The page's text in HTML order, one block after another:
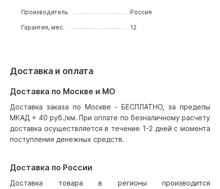
Производитель Россия
Гарантия, мес. 12
Доставка и оплата
Доставка по Москве и МО
Доставка заказа по Москве - БЕСПЛАТНО, за пределы
МКАД + 40 руб./км. При оплате по безналичному расчету
доставка осуществляется в течение 1-2 дней с момента
поступления денежных средств.
Доставка по России
Доставка товара в регионы производится